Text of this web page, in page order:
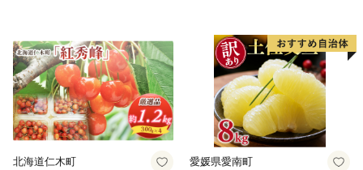
笛吹市 山梨県 フルーツ 果物
ぶどう 葡萄 大粒 シャインマ
スカット おすすめ シャイン
マスカット 贈答 ギフト 産地
笛吹市 シャインマスカット
笛吹 葡萄 国産 ぶどう 人気
国産 1.2kg 先行｜
北海道仁木町 愛媛県愛南町